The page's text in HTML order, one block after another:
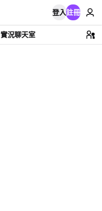
登入註冊
實況聊天室